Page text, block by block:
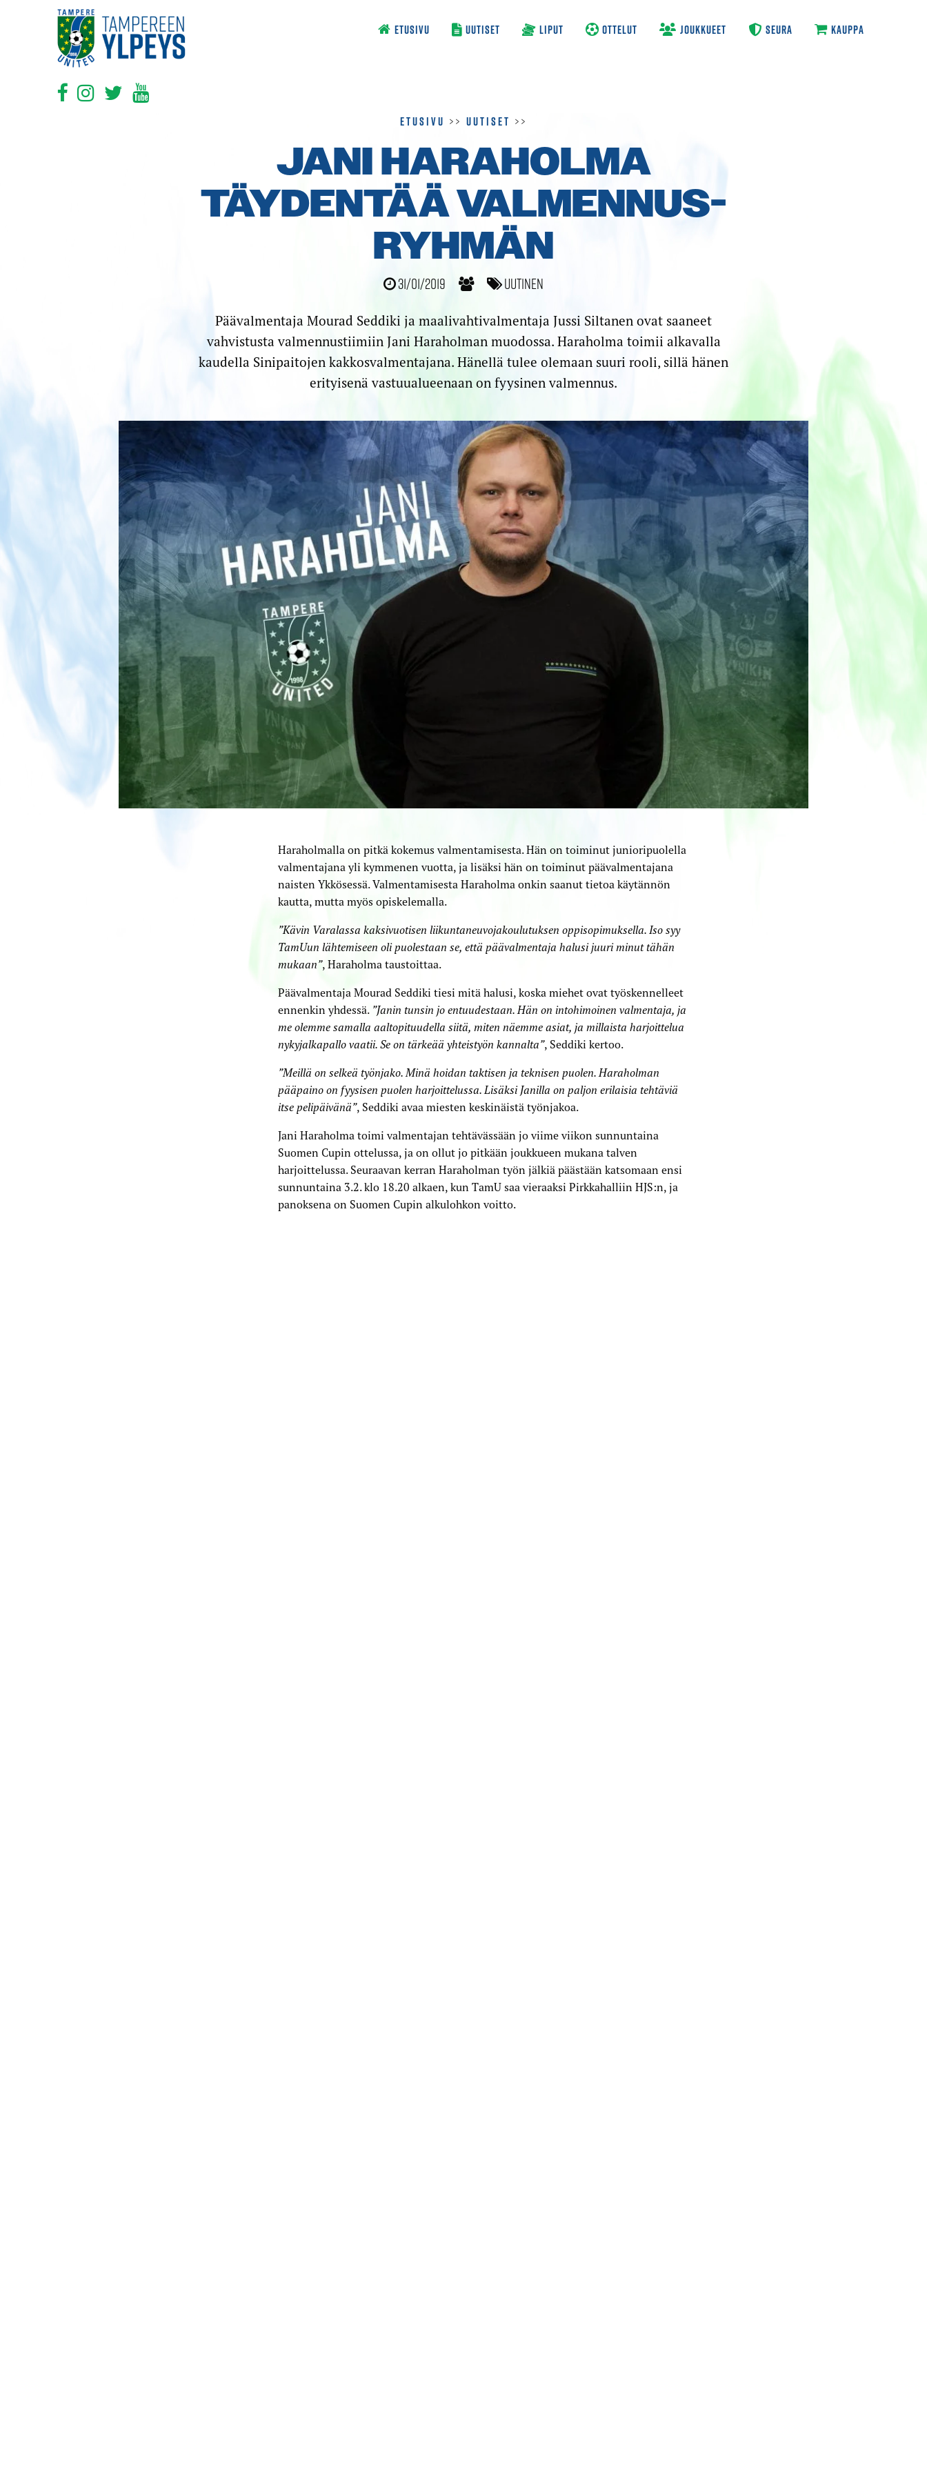
ETUSIVU UUTISET LIPUT OTTELUT JOUKKUEET SEURA KAUPPA
Etusivu >> Uutiset >>
JANI HARAHOLMA
TÄYDENTÄÄ VALMENNUS­
RYHMÄN
31/01/2019 Uutinen
Päävalmentaja Mourad Seddiki ja maalivahtivalmentaja Jussi Siltanen ovat saaneet
vahvistusta valmennustiimiin Jani Haraholman muodossa. Haraholma toimii alkavalla
kaudella Sinipaitojen kakkosvalmentajana. Hänellä tulee olemaan suuri rooli, sillä hänen
erityisenä vastuualueenaan on fyysinen valmennus.
Haraholmalla on pitkä kokemus valmentamisesta. Hän on toiminut junioripuolella
valmentajana yli kymmenen vuotta, ja lisäksi hän on toiminut päävalmentajana
naisten Ykkösessä. Valmentamisesta Haraholma onkin saanut tietoa käytännön
kautta, mutta myös opiskelemalla.
”Kävin Varalassa kaksivuotisen liikuntaneuvojakoulutuksen oppisopimuksella. Iso syy
TamUun lähtemiseen oli puolestaan se, että päävalmentaja halusi juuri minut tähän
mukaan”, Haraholma taustoittaa.
Päävalmentaja Mourad Seddiki tiesi mitä halusi, koska miehet ovat työskennelleet
ennenkin yhdessä. ”Janin tunsin jo entuudestaan. Hän on intohimoinen valmentaja, ja
me olemme samalla aaltopituudella siitä, miten näemme asiat, ja millaista harjoittelua
nykyjalkapallo vaatii. Se on tärkeää yhteistyön kannalta”, Seddiki kertoo.
”Meillä on selkeä työnjako. Minä hoidan taktisen ja teknisen puolen. Haraholman
pääpaino on fyysisen puolen harjoittelussa. Lisäksi Janilla on paljon erilaisia tehtäviä
itse pelipäivänä”, Seddiki avaa miesten keskinäistä työnjakoa.
Jani Haraholma toimi valmentajan tehtävässään jo viime viikon sunnuntaina
Suomen Cupin ottelussa, ja on ollut jo pitkään joukkueen mukana talven
harjoittelussa. Seuraavan kerran Haraholman työn jälkiä päästään katsomaan ensi
sunnuntaina 3.2. klo 18.20 alkaen, kun TamU saa vieraaksi Pirkkahalliin HJS:n, ja
panoksena on Suomen Cupin alkulohkon voitto.